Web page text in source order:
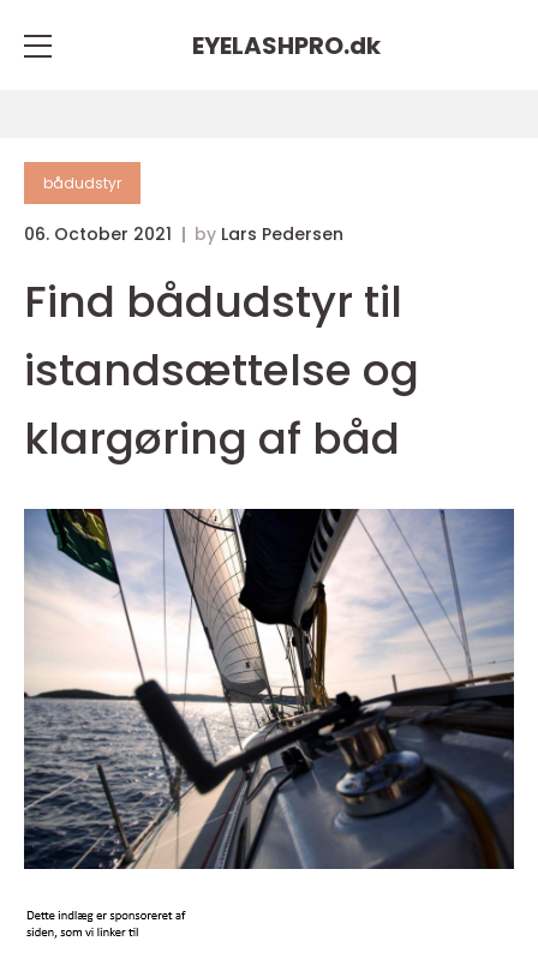
EYELASHPRO.dk
bådudstyr
06. October 2021 by Lars Pedersen
Find bådudstyr til
istandsættelse og
klargøring af båd